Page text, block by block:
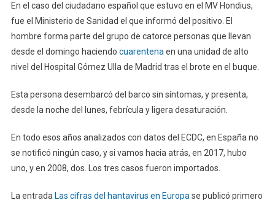
En el caso del ciudadano español que estuvo en el MV Hondius,
fue el Ministerio de Sanidad el que informó del positivo. El
hombre forma parte del grupo de catorce personas que llevan
desde el domingo haciendo cuarentena en una unidad de alto
nivel del Hospital Gómez Ulla de Madrid tras el brote en el buque.
Esta persona desembarcó del barco sin síntomas, y presenta,
desde la noche del lunes, febrícula y ligera desaturación.
En todo esos años analizados con datos del ECDC, en España no
se notificó ningún caso, y si vamos hacia atrás, en 2017, hubo
uno, y en 2008, dos. Los tres casos fueron importados.
La entrada Las cifras del hantavirus en Europa se publicó primero